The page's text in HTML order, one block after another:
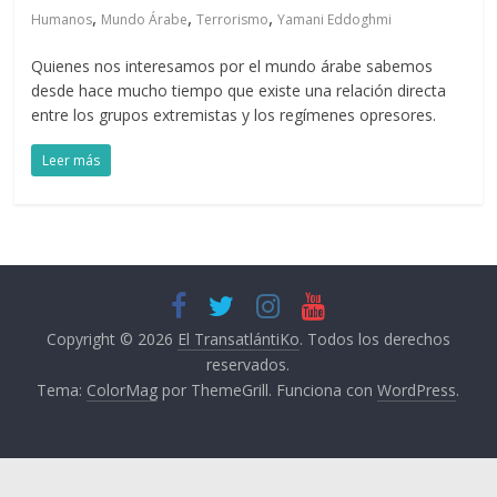
Humanos, Mundo Árabe,Terrorismo,Yamani Eddoghmi
Quienes nos interesamos por el mundo árabe sabemos
desde hace mucho tiempo que existe una relación directa
entre los grupos extremistas y los regímenes opresores.
Leer más
Copyright © 2026 El TransatlántiKo. Todos los derechos
reservados.
Tema: ColorMag por ThemeGrill. Funciona conWordPress.